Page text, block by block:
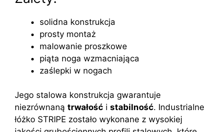
solidna konstrukcja
prosty montaż
malowanie proszkowe
piąta noga wzmacniająca
zaślepki w nogach
Jego stalowa konstrukcja gwarantuje
niezrównaną trwałość i stabilność. Industrialne
łóżko STRIPE zostało wykonane z wysokiej